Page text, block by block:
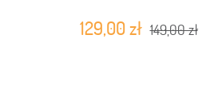
129,00 zł 149,00 zł